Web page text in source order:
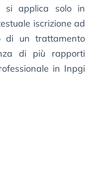
si applica solo in
iscrizione ad
di un trattamento
di più rapporti
in Inpgi